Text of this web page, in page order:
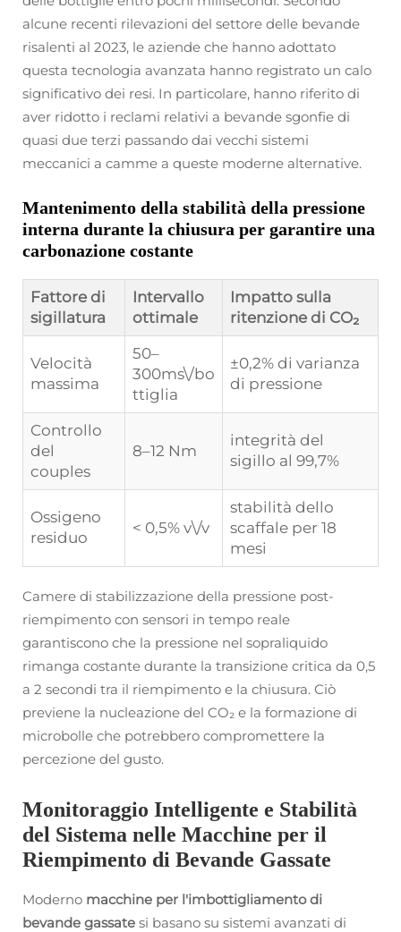
alcune recenti rilevazioni del settore delle bevande
risalenti al 2023, le aziende che hanno adottato
questa tecnologia avanzata hanno registrato un calo
significativo dei resi. In particolare, hanno riferito di
aver ridotto i reclami relativi a bevande sgonfie di
quasi due terzi passando dai vecchi sistemi
meccanici a camme a queste moderne alternative.
Mantenimento della stabilità della pressione
interna durante la chiusura per garantire una
carbonazione costante
Fattore di
sigillatura
Intervallo
ottimale
Impatto sulla
ritenzione di CO₂
Velocità
massima
50–
300ms\/bo
ttiglia
±0,2% di varianza
di pressione
Controllo
del
couples
8–12 Nm
integrità del
sigillo al 99,7%
Ossigeno
residuo
< 0,5% v\/v
stabilità dello
scaffale per 18
mesi
Camere di stabilizzazione della pressione post-
riempimento con sensori in tempo reale
garantiscono che la pressione nel sopraliquido
rimanga costante durante la transizione critica da 0,5
a 2 secondi tra il riempimento e la chiusura. Ciò
previene la nucleazione del CO₂ e la formazione di
microbolle che potrebbero compromettere la
percezione del gusto.
Monitoraggio Intelligente e Stabilità
del Sistema nelle Macchine per il
Riempimento di Bevande Gassate
Moderno macchine per l'imbottigliamento di
bevande gassate si basano su sistemi avanzati di